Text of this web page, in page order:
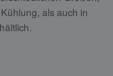
als auch in